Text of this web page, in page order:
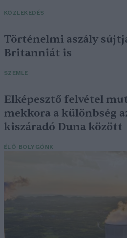
KÖZLEKEDÉS
Történelmi aszály
Britanniát is
SZEMLE
Elképesztő felvétel
mekkora a különbség
kiszáradó Duna között
ÉLŐ BOLYGÓNK